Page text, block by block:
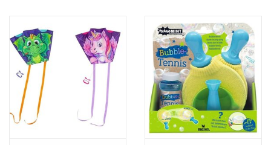
eten & drinken
knuffels
boeken